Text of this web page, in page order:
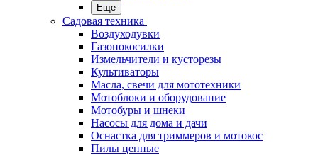
Еще
Садовая техника
Воздуходувки
Газонокосилки
Измельчители и кусторезы
Культиваторы
Масла, свечи для мототехники
Мотоблоки и оборудование
Мотобуры и шнеки
Насосы для дома и дачи
Оснастка для триммеров и мотокос
Пилы цепные